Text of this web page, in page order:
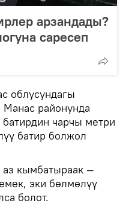
арзандады?
саресеп
облусундагы
Манас районунда
чарчы метри
батир болжол
аз кымбатыраак —
эки бөлмөлүү
болот.